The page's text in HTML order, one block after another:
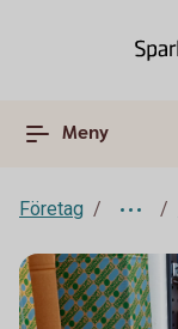
Meny
Företag